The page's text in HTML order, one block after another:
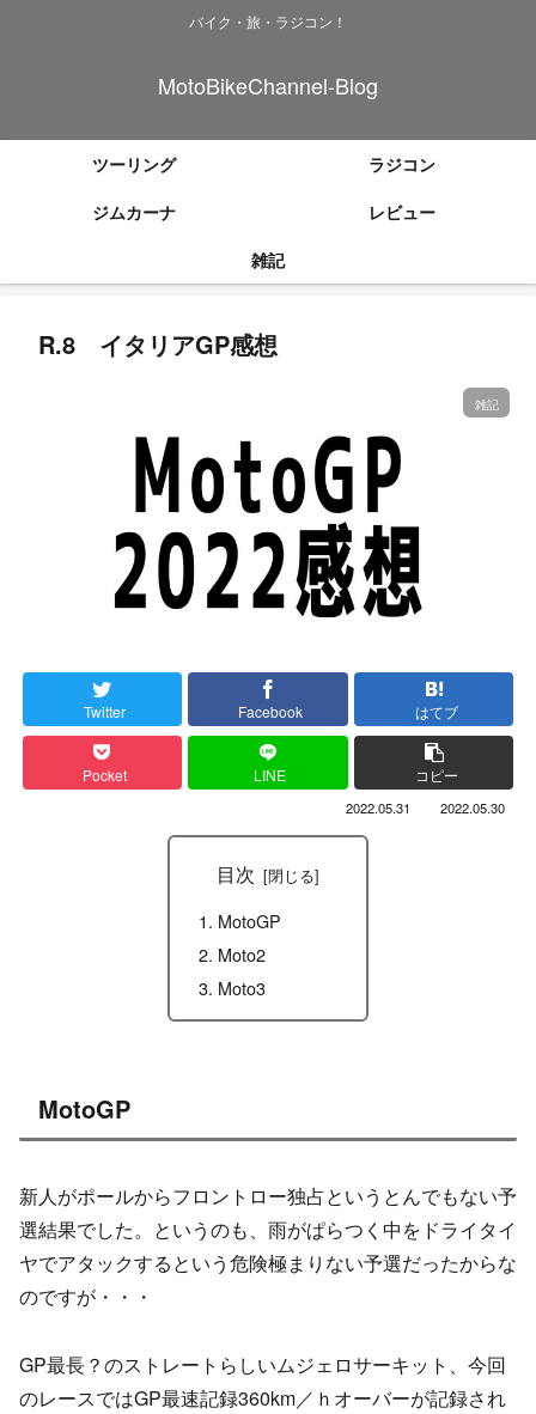
バイク・旅・ラジコン！
MotoBikeChannel-Blog
ツーリング
ラジコン
ジムカーナ
レビュー
雑記
R.8 イタリアGP感想
雑記
Twitter Facebook はてブ
Pocket LINE コピー
2022.05.31 2022.05.30
目次
MotoGP
Moto2
Moto3
MotoGP
新人がポールからフロントロー独占というとんでもない予
選結果でした。というのも、雨がぱらつく中をドライタイ
ヤでアタックするという危険極まりない予選だったからな
のですが・・・
GP最長？のストレートらしいムジェロサーキット、今回
のレースではGP最速記録360km／ｈオーバーが記録され